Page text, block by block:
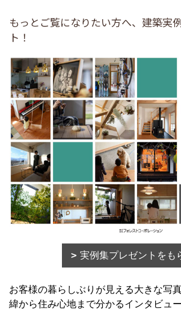
もっとご覧になりたい方へ、建築実
ト！
実例集プレゼントをも
お客様の暮らしぶりが見える大きな写
緯から住み心地まで分かるインタビュー